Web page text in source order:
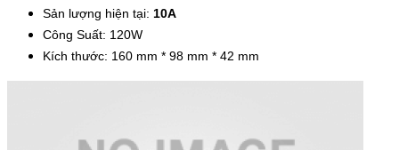
Sản lượng hiện tại: 10A
Công Suất: 120W
Kích thước: 160 mm * 98 mm * 42 mm